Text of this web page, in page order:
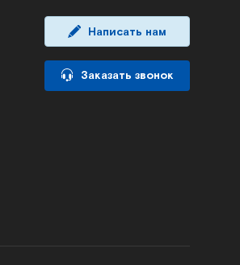
Написать нам
Заказать звонок